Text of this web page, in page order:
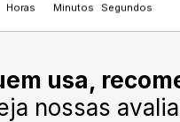
cadastrada para esse produto.
usa,
nossas
Horas Minutos Segundos